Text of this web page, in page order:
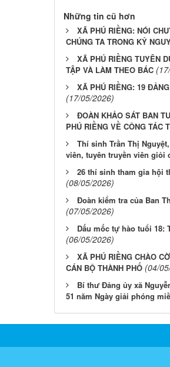
Những tin cũ hơn
XÃ PHÚ RIỀNG: NÓI
CHÚNG TA TRONG KỶ
XÃ PHÚ RIỀNG TUYÊN
TẬP VÀ LÀM THEO BÁC
XÃ PHÚ RIỀNG: 19
(17/05/2026)
ĐOÀN KHẢO SÁT BAN
PHÚ RIỀNG VỀ CÔNG TÁC
Thí sinh Trần Thị
viên, tuyên truyền viên giỏi
26 thí sinh tham gia hội
(08/05/2026)
Đoàn kiểm tra của Ban
(07/05/2026)
Dấu mốc tự hào tuổi 18:
(06/05/2026)
XÃ PHÚ RIỀNG CHÀO
CÁN BỘ THÀNH PHỐ (04/
Bí thư Đảng ủy xã
51 năm Ngày giải phóng